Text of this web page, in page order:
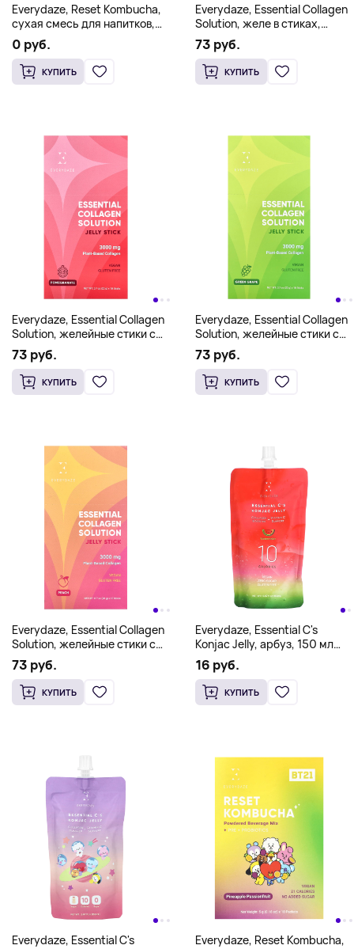
Everydaze, Reset Kombucha,
сухая смесь для напитков,
клубника и киви, 10 пакетиков
по 5 г (0,18 унции)
0 руб.
КУПИТЬ
Everydaze, Essential Collagen
Solution, желе в стиках,
манго, 3000 мг, 10 стиков по
20 г (0,7 унции)
73 руб.
КУПИТЬ
Everydaze, Essential Collagen
Solution, желейные стики с
коллагеном, гранат, 10
стиков по 20 г (0,7 унции)
73 руб.
КУПИТЬ
Everydaze, Essential Collagen
Solution, желейные стики с
коллагеном, зеленый
виноград, 10 стиков по 20 г
(0,7 унции)
73 руб.
КУПИТЬ
Everydaze, Essential Collagen
Solution, желейные стики с
коллагеном, персик, 10
стиков по 20 г (0,7 унции)
73 руб.
КУПИТЬ
Everydaze, Essential C's
Konjac Jelly, арбуз, 150 мл
(5,07 жидк. унц.)
16 руб.
КУПИТЬ
Everydaze, Essential C's
Everydaze, Reset Kombucha,